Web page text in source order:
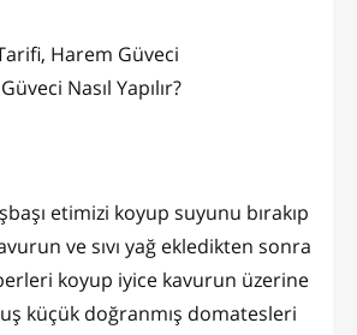
Harem Güveci
Nasıl Yapılır?
etimizi koyup suyunu bırakıp
ve sıvı yağ ekledikten sonra
koyup iyice kavurun üzerine
küçük doğranmış domatesleri